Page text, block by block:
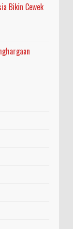
Bikin Cewek